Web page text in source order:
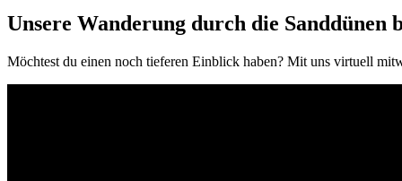
Unsere Wanderung durch die
Möchtest du einen noch tieferen Einblick haben? Mit uns virtuell